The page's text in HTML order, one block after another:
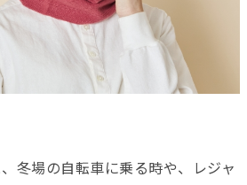
冬場の自転車に乗る時や、レジャ